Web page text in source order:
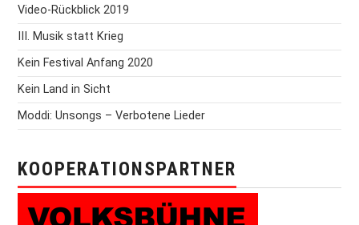
Video-Rückblick 2019
III. Musik statt Krieg
Kein Festival Anfang 2020
Kein Land in Sicht
Moddi: Unsongs – Verbotene Lieder
KOOPERATIONSPARTNER